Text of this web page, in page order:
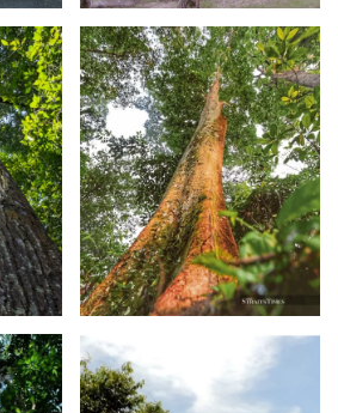
Maklumat
Lanjut